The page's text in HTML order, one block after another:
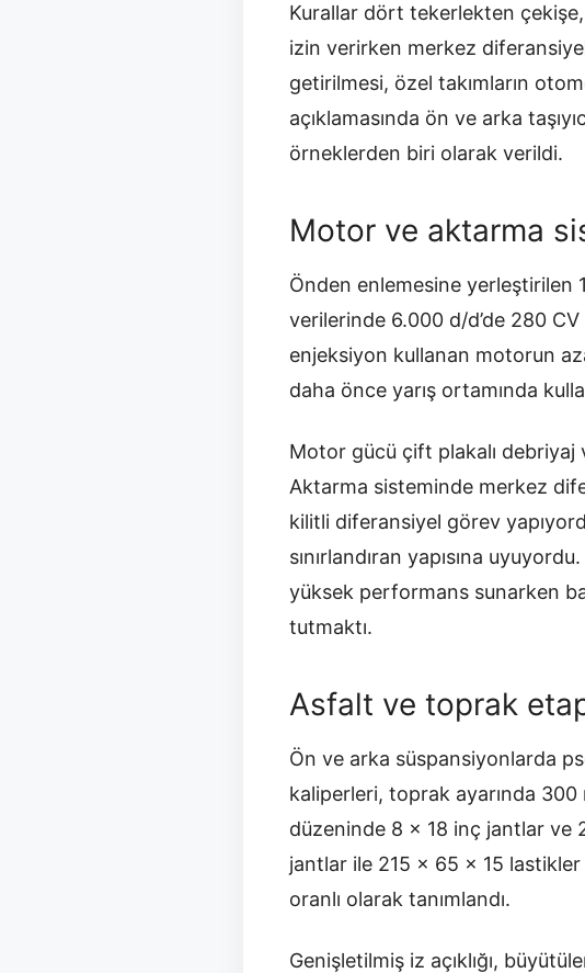
Kurallar dört tekerlekten çekişe,
izin verirken merkez
getirilmesi, özel takımların
açıklamasında ön ve arka
örneklerden biri olarak verildi.
Motor ve aktarma
Önden enlemesine yerleştirilen
verilerinde 6.000 d/d’de 280
enjeksiyon kullanan motorun
daha önce yarış ortamında
Motor gücü çift plakalı debriyaj
Aktarma sisteminde merkez
kilitli diferansiyel görev
sınırlandıran yapısına
yüksek performans sunarken
tutmaktı.
Asfalt ve toprak etap
Ön ve arka süspansiyonlarda
kaliperleri, toprak ayarında
düzeninde 8 x 18 inç jantlar ve
jantlar ile 215 x 65 x 15
oranlı olarak tanımlandı.
Genişletilmiş iz açıklığı,